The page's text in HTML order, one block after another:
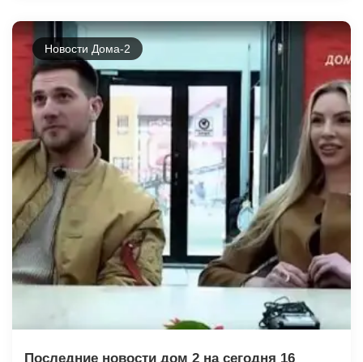
Новости Дома-2
Последние новости дом 2 на сегодня 16